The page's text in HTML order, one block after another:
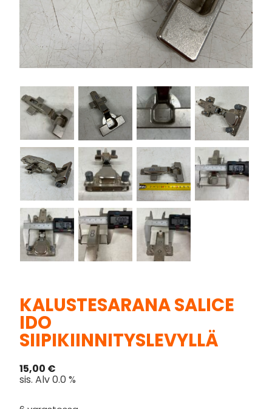
KALUSTESARANA SALICE
IDO
SIIPIKIINNITYSLEVYLLÄ
15,00 €
sis. Alv 0.0 %